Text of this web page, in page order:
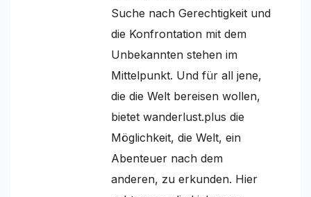
Suche nach Gerechtigkeit und
die Konfrontation mit dem
Unbekannten stehen im
Mittelpunkt. Und für all jene,
die die Welt bereisen wollen,
bietet wanderlust.plus die
Möglichkeit, die Welt, ein
Abenteuer nach dem
anderen, zu erkunden. Hier